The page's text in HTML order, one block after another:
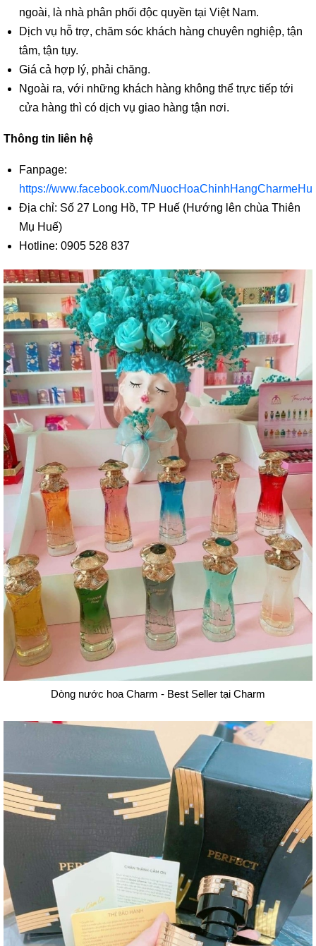
ngoài, là nhà phân phối độc quyền tại Việt Nam.
Dịch vụ hỗ trợ, chăm sóc khách hàng chuyên nghiệp, tận
tâm, tận tụy.
Giá cả hợp lý, phải chăng.
Ngoài ra, với những khách hàng không thể trực tiếp tới
cửa hàng thì có dịch vụ giao hàng tận nơi.
Thông tin liên hệ
Fanpage:
https://www.facebook.com/
Địa chỉ: Số 27 Long Hồ, TP Huế (Hướng lên chùa Thiên
Mụ Huế)
Hotline: 0905 528 837
Dòng nước hoa Charm - Best Seller tại Charm